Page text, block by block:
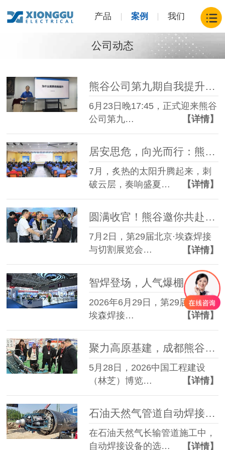
产品 案例 我们
公司动态
熊谷公司第九期自我提升班开班，共赴成长之约
6月23日晚17:45，正式迎来熊谷
公司第九…
【详情】
居安思危，向光而行：熊谷公司2026年二季度大会圆满召开
7月，炙热的太阳升腾起来，刺
破云层，奏响盛夏…
【详情】
圆满收官！熊谷邀你共赴下一场焊接“智造”山海
7月2日，第29届北京·埃森焊接
与切割展览会…
【详情】
智焊登场，人气爆棚：第29届北京·埃森焊接展首日熊谷展台直击
2026年6月29日，第29届北京·
埃森焊接…
【详情】
聚力高原基建，成都熊谷携核心焊接设备参展林芝工博会
5月28日，2026中国工程建设
（林芝）博览…
【详情】
石油天然气管道自动焊接设备选型参考：熊谷苏皖豫干线工程实战案例
在石油天然气长输管道施工中，
自动焊接设备的选…
【详情】